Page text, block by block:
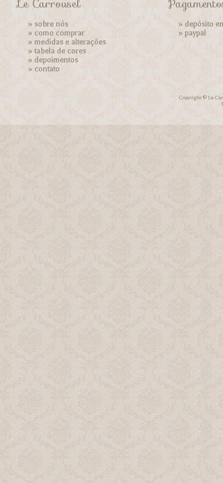
Le Carrousel
» sobre nós
»como comprar
»medidas e alterações
»tabela de cores
»depoimentos
»contato
» depósito
»paypal
Copyright © Le